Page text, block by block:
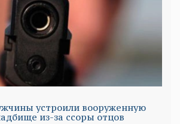
устроили вооруженную
из-за ссоры отцов